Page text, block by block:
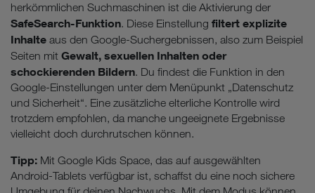
herkömmlichen Suchmaschinen ist die Aktivierung der
SafeSearch-Funktion. Diese Einstellung filtert explizite
Inhalte aus den Google-Suchergebnissen, also zum Beispiel
Seiten mit Gewalt, sexuellen Inhalten oder
schockierenden Bildern. Du findest die Funktion in den
Google-Einstellungen unter dem Menüpunkt „Datenschutz
und Sicherheit“. Eine zusätzliche elterliche Kontrolle wird
trotzdem empfohlen, da manche ungeeignete Ergebnisse
vielleicht doch durchrutschen können.
Tipp: Mit Google Kids Space, das auf ausgewählten
Android-Tablets verfügbar ist, schaffst du eine noch sichere